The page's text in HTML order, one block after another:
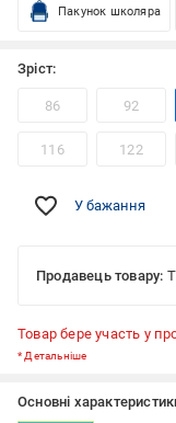
Пакунок школяра
Зріст:
86 92
116 122
У бажання
Продавець товару:
Товар бере участь у
*Детальніше
Основні